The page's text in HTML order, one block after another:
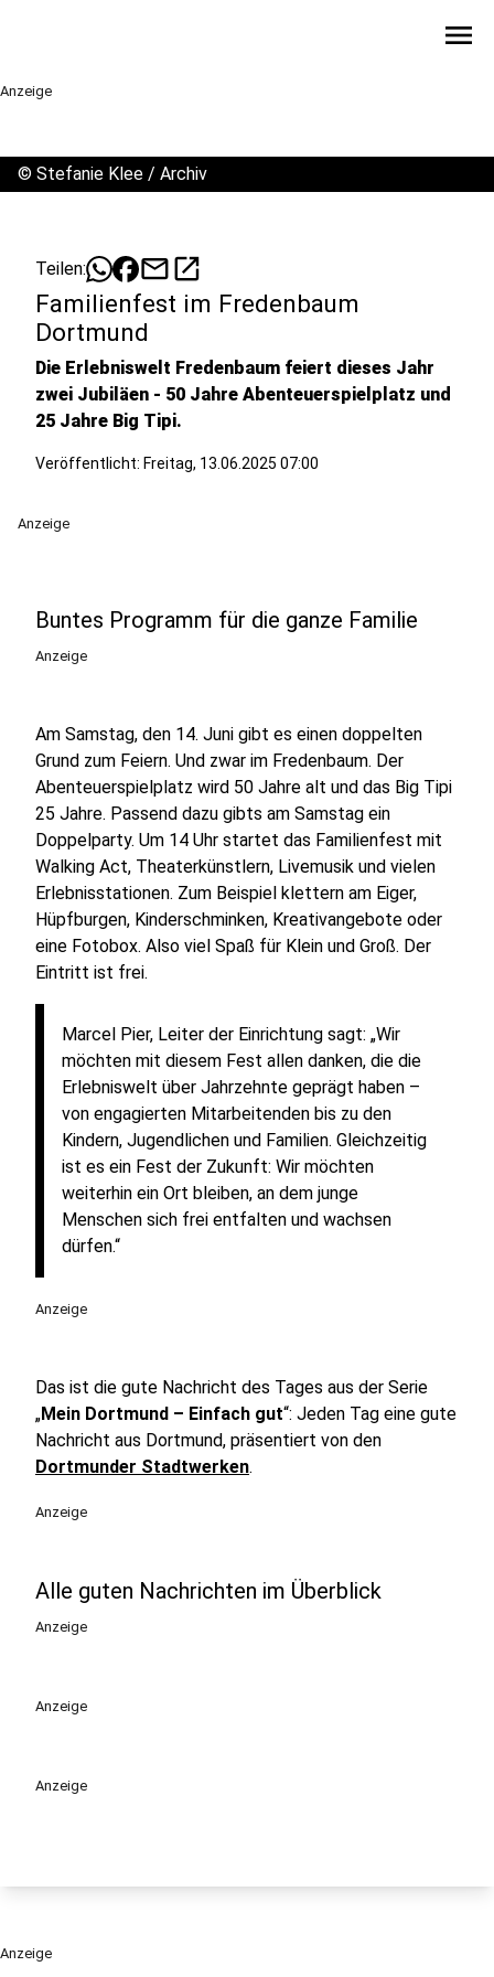
menu
Anzeige
© Stefanie Klee / Archiv
Teilen: mailopen_in_new
Familienfest im Fredenbaum
Dortmund
Die Erlebniswelt Fredenbaum feiert dieses Jahr
zwei Jubiläen - 50 Jahre Abenteuerspielplatz und
25 Jahre Big Tipi.
Veröffentlicht: Freitag, 13.06.2025 07:00
Anzeige
Buntes Programm für die ganze Familie
Anzeige
Am Samstag, den 14. Juni gibt es einen doppelten
Grund zum Feiern. Und zwar im Fredenbaum. Der
Abenteuerspielplatz wird 50 Jahre alt und das Big Tipi
25 Jahre. Passend dazu gibts am Samstag ein
Doppelparty. Um 14 Uhr startet das Familienfest mit
Walking Act, Theaterkünstlern, Livemusik und vielen
Erlebnisstationen. Zum Beispiel klettern am Eiger,
Hüpfburgen, Kinderschminken, Kreativangebote oder
eine Fotobox. Also viel Spaß für Klein und Groß. Der
Eintritt ist frei.
Marcel Pier, Leiter der Einrichtung sagt: „Wir
möchten mit diesem Fest allen danken, die die
Erlebniswelt über Jahrzehnte geprägt haben –
von engagierten Mitarbeitenden bis zu den
Kindern, Jugendlichen und Familien. Gleichzeitig
ist es ein Fest der Zukunft: Wir möchten
weiterhin ein Ort bleiben, an dem junge
Menschen sich frei entfalten und wachsen
dürfen.“
Anzeige
Das ist die gute Nachricht des Tages aus der Serie
„Mein Dortmund – Einfach gut“: Jeden Tag eine gute
Nachricht aus Dortmund, präsentiert von den
Dortmunder Stadtwerken.
Anzeige
Alle guten Nachrichten im Überblick
Anzeige
Anzeige
Anzeige
Anzeige